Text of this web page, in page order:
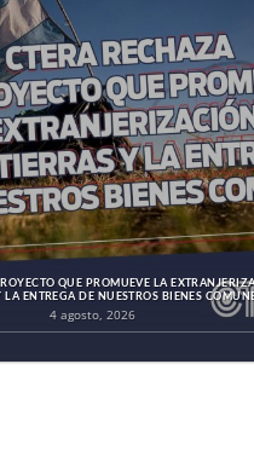
QUE PROMUEVE LA
LA ENTREGA DE NUESTROS BIENES
4 agosto, 2026